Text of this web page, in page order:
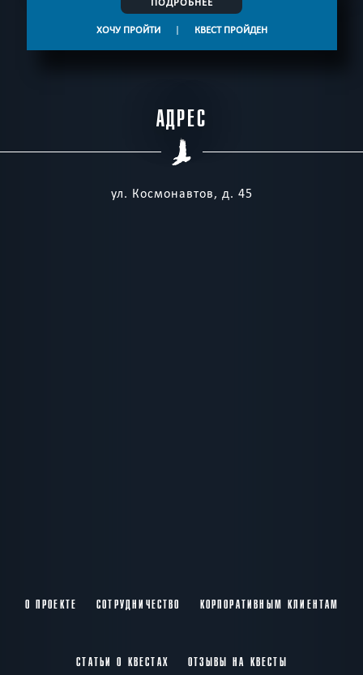
ХОЧУ ПРОЙТИ | КВЕСТ ПРОЙДЕН
АДРЕС
ул. Космонавтов, д. 45
О ПРОЕКТЕ СОТРУДНИЧЕСТВО КОРПОРАТИВНЫМ КЛИЕНТАМ
СТАТЬИ О КВЕСТАХ ОТЗЫВЫ НА КВЕСТЫ